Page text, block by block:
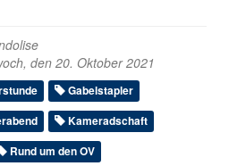
den 20. Oktober 2021
Gabelstapler
Kameradschaft
Rund um den OV